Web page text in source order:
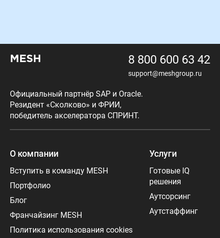
MESH 8 800 600 63 42
support@meshgroup.ru
Официальный партнёр SAP и Oracle.
Резидент «Сколково» и ФРИИ,
победитель акселератора СПРИНТ.
О компании
Вступить в команду MESH
Портфолио
Блог
Франчайзинг MESH
Политика использования cookies
Услуги
Готовые IQ
решения
Аутсорсинг
Аутстаффинг